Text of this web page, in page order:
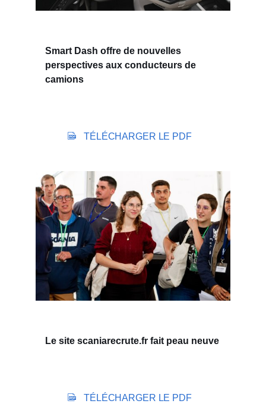
Smart Dash offre de nouvelles
perspectives aux conducteurs de
camions
TÉLÉCHARGER LE PDF
Le site scaniarecrute.fr fait peau neuve
TÉLÉCHARGER LE PDF